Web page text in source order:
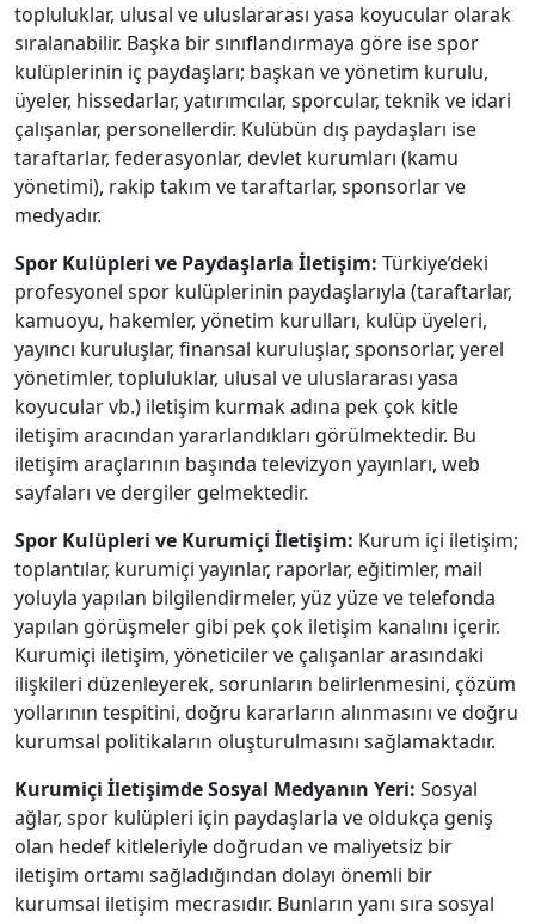
topluluklar, ulusal ve uluslararası yasa koyucular olarak
sıralanabilir. Başka bir sınıflandırmaya göre ise spor
kulüplerinin iç paydaşları; başkan ve yönetim kurulu,
üyeler, hissedarlar, yatırımcılar, sporcular, teknik ve idari
çalışanlar, personellerdir. Kulübün dış paydaşları ise
taraftarlar, federasyonlar, devlet kurumları (kamu
yönetimi), rakip takım ve taraftarlar, sponsorlar ve
medyadır.
Spor Kulüpleri ve Paydaşlarla İletişim: Türkiye’deki
profesyonel spor kulüplerinin paydaşlarıyla (taraftarlar,
kamuoyu, hakemler, yönetim kurulları, kulüp üyeleri,
yayıncı kuruluşlar, finansal kuruluşlar, sponsorlar, yerel
yönetimler, topluluklar, ulusal ve uluslararası yasa
koyucular vb.) iletişim kurmak adına pek çok kitle
iletişim aracından yararlandıkları görülmektedir. Bu
iletişim araçlarının başında televizyon yayınları, web
sayfaları ve dergiler gelmektedir.
Spor Kulüpleri ve Kurumiçi İletişim: Kurum içi iletişim;
toplantılar, kurumiçi yayınlar, raporlar, eğitimler, mail
yoluyla yapılan bilgilendirmeler, yüz yüze ve telefonda
yapılan görüşmeler gibi pek çok iletişim kanalını içerir.
Kurumiçi iletişim, yöneticiler ve çalışanlar arasındaki
ilişkileri düzenleyerek, sorunların belirlenmesini, çözüm
yollarının tespitini, doğru kararların alınmasını ve doğru
kurumsal politikaların oluşturulmasını sağlamaktadır.
Kurumiçi İletişimde Sosyal Medyanın Yeri: Sosyal
ağlar, spor kulüpleri için paydaşlarla ve oldukça geniş
olan hedef kitleleriyle doğrudan ve maliyetsiz bir
iletişim ortamı sağladığından dolayı önemli bir
kurumsal iletişim mecrasıdır. Bunların yanı sıra sosyal